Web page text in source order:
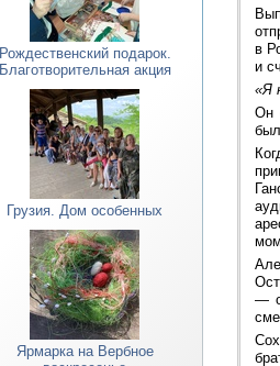
Рождественский подарок.
Благотворительная акция
Грузия. Дом особенных
Ярмарка на Вербное
в
и
«Я
Он
—